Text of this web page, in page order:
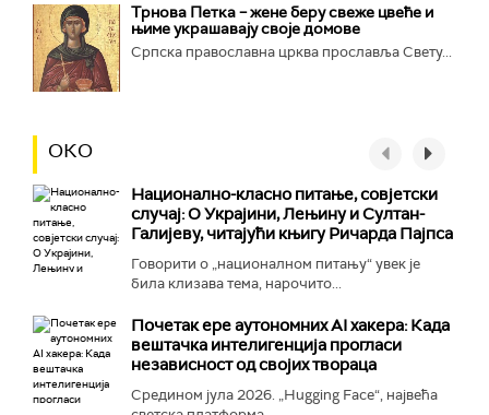
Трнова Петка – жене беру свеже цвеће и
њиме украшавају своје домове
Српска православна црква прославља Свету...
ОКО
Национално-класнo питање, совјетски
случај: О Украјини, Лењину и Султан-
Галијеву, читајући књигу Ричарда Пајпса
Говорити о „националном питању“ увек је
била клизава тема, нарочито...
Почетак ере аутономних AI хакера: Када
вештачка интелигенција прогласи
независност од својих твораца
Средином јула 2026. „Hugging Face“, највећа